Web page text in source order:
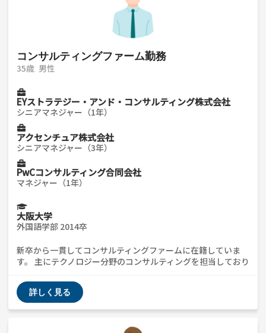
コンサルティングファーム勤務
35歳 男性
EYストラテジー・アンド・コンサルティング株式会社
シニアマネジャー（1年）
アクセンチュア株式会社
シニアマネジャー（3年）
PwCコンサルティング合同会社
マネジャー（1年）
大阪大学
外国語学部 2014卒
新卒から一貫してコンサルティングファームに在籍していま
す。 主にテクノロジー分野のコンサルティングを担当しており
の転職に関する質問や面接対策等に対応できます。 お気軽に
ご連絡ください。
詳しく見る